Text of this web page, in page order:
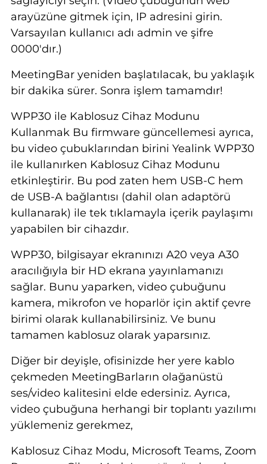
arayüzüne gitmek için, IP adresini girin.
Varsayılan kullanıcı adı admin ve şifre
0000'dır.)
MeetingBar yeniden başlatılacak, bu yaklaşık
bir dakika sürer. Sonra işlem tamamdır!
WPP30 ile Kablosuz Cihaz Modunu
Kullanmak Bu firmware güncellemesi ayrıca,
bu video çubuklarından birini Yealink WPP30
ile kullanırken Kablosuz Cihaz Modunu
etkinleştirir. Bu pod zaten hem USB-C hem
de USB-A bağlantısı (dahil olan adaptörü
kullanarak) ile tek tıklamayla içerik paylaşımı
yapabilen bir cihazdır.
WPP30, bilgisayar ekranınızı A20 veya A30
aracılığıyla bir HD ekrana yayınlamanızı
sağlar. Bunu yaparken, video çubuğunu
kamera, mikrofon ve hoparlör için aktif çevre
birimi olarak kullanabilirsiniz. Ve bunu
tamamen kablosuz olarak yaparsınız.
Diğer bir deyişle, ofisinizde her yere kablo
çekmeden MeetingBarların olağanüstü
ses/video kalitesini elde edersiniz. Ayrıca,
video çubuğuna herhangi bir toplantı yazılımı
yüklemeniz gerekmez,
Kablosuz Cihaz Modu, Microsoft Teams, Zoom